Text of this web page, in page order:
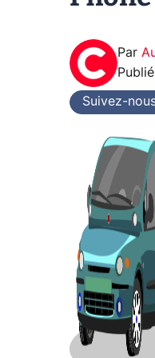
Par
Suivez-